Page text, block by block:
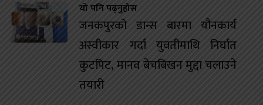
यो पनि पढ्नुहोस
जनकपुरको डान्स बारमा यौनकार्य
अस्वीकार गर्दा युवतीमाथि निर्घात
कुटपिट, मानव बेचबिखन मुद्दा चलाउने
तयारी